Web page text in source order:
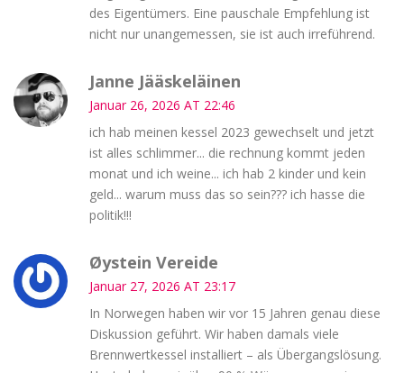
des Eigentümers. Eine pauschale Empfehlung ist
nicht nur unangemessen, sie ist auch irreführend.
Janne Jääskeläinen
Januar 26, 2026 AT 22:46
ich hab meinen kessel 2023 gewechselt und jetzt
ist alles schlimmer... die rechnung kommt jeden
monat und ich weine... ich hab 2 kinder und kein
geld... warum muss das so sein??? ich hasse die
politik!!!
Øystein Vereide
Januar 27, 2026 AT 23:17
In Norwegen haben wir vor 15 Jahren genau diese
Diskussion geführt. Wir haben damals viele
Brennwertkessel installiert – als Übergangslösung.